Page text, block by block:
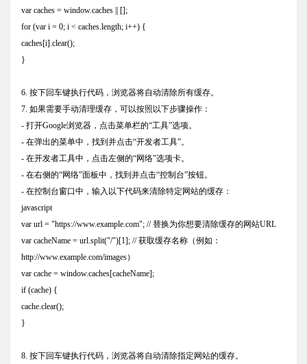
var caches = window.caches || [];
for (var i = 0; i < caches.length; i++) {
caches[i].clear();
}
6. 按下回车键执行代码，浏览器将自动清除所有缓存。
7. 如果需要手动清理缓存，可以按照以下步骤操作：
- 打开Google浏览器，点击菜单栏的“工具”选项。
- 在弹出的菜单中，找到并点击“开发者工具”。
- 在开发者工具中，点击左侧的“网络”选项卡。
- 在右侧的“网络”面板中，找到并点击“控制台”按钮。
- 在控制台窗口中，输入以下代码来清除特定网站的缓存：
javascript
var url = "https://www.example.com"; // 替换为你想要清除缓存的网站URL
var cacheName = url.split("/")[1]; // 获取缓存名称（例如：
http://www.example.com/images）
var cache = window.caches[cacheName];
if (cache) {
cache.clear();
}
8. 按下回车键执行代码，浏览器将自动清除指定网站的缓存。